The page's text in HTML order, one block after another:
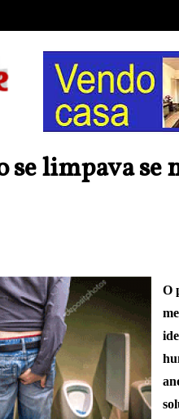
se limpava se
O